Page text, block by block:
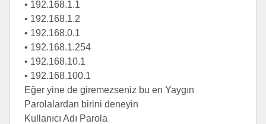
• 192.168.1.1
• 192.168.1.2
• 192.168.0.1
• 192.168.1.254
• 192.168.10.1
• 192.168.100.1
Eğer yine de giremezseniz bu en Yaygın
Parolalardan birini deneyin
Kullanıcı Adı Parola